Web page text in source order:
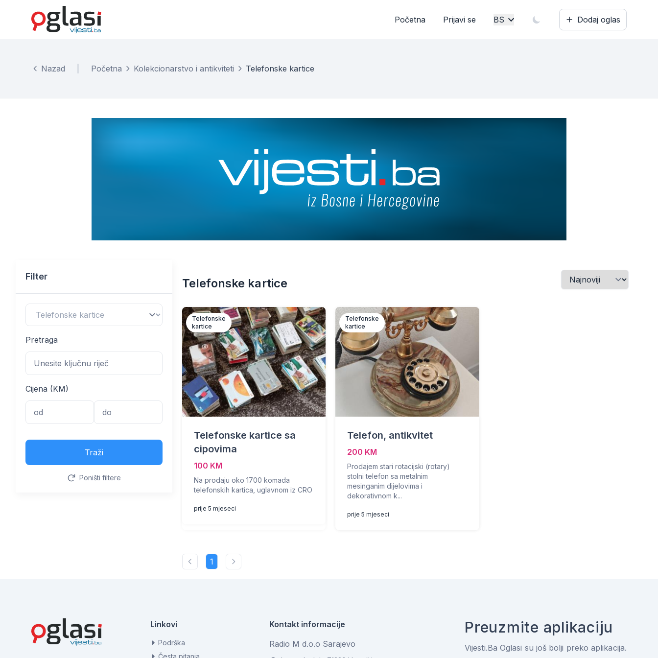
Početna Prijavi se BS Dodaj oglas
Nazad Početna Kolekcionarstvo i antikviteti Telefonske kartice
Filter
Pretraga
Cijena (KM)
Traži
Poništi filtere
Telefonske kartice
Telefonske
kartice
Telefonske kartice sa
cipovima
100 KM
Na prodaju oko 1700 komada
telefonskih kartica, uglavnom iz CRO
prije 5 mjeseci
Telefonske
kartice
Telefon, antikvitet
200 KM
Prodajem stari rotacijski (rotary)
stolni telefon sa metalnim
mesinganim dijelovima i
dekorativnom k...
prije 5 mjeseci
1
Linkovi
Podrška
Česta pitanja
Kontakt informacije
Radio M d.o.o Sarajevo
Preuzmite aplikaciju
Vijesti.Ba Oglasi su još bolji preko aplikacija.